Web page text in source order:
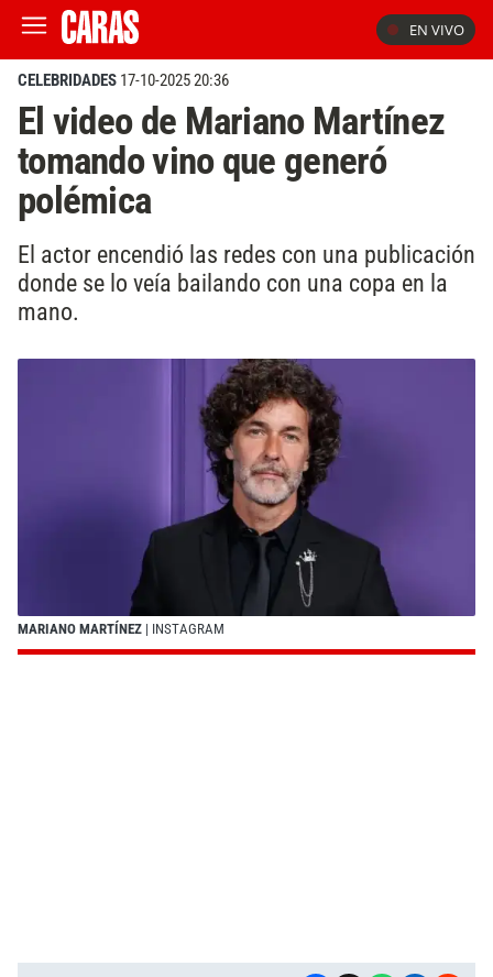
EN VIVO
CELEBRIDADES 17-10-2025 20:36
El video de Mariano Martínez
tomando vino que generó
polémica
El actor encendió las redes con una publicación
donde se lo veía bailando con una copa en la
mano.
MARIANO MARTÍNEZ | INSTAGRAM